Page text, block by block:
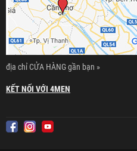
địa chỉ CỬA HÀNG gần bạn »
KẾT NỐI VỚI 4MEN